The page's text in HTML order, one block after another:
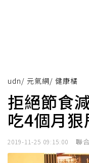
udn/ 元氣網/ 健康橘
拒絕節食
吃4個月
2019-11-25 09:15:00 聯